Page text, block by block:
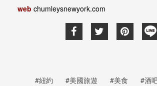
web chumleysnewyork.com
#紐約 #美國旅遊 #美食 #酒